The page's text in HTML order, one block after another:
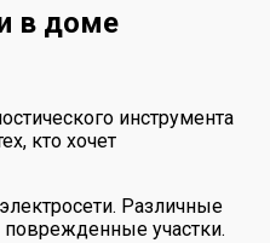
в доме
инструмента
кто хочет
Различные
поврежденные участки.